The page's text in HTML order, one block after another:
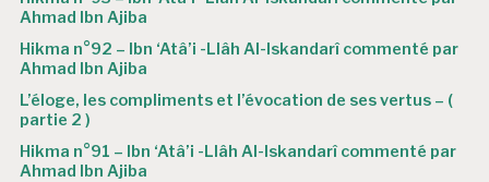
t
i
c
l
e
Ahmad Ibn Ajiba
Hikma n°92 – Ibn ‘Atâ’i -Llâh Al-Iskandarî commenté par
Ahmad Ibn Ajiba
L’éloge, les compliments et l’évocation de ses vertus – (
partie 2 )
Hikma n°91 – Ibn ‘Atâ’i -Llâh Al-Iskandarî commenté par
Ahmad Ibn Ajiba